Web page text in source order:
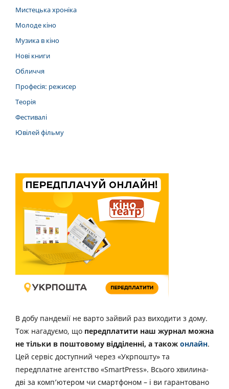
Мистецька хроніка
Молоде кіно
Музика в кіно
Нові книги
Обличчя
Професія: режисер
Теорія
Фестивалі
Ювілей фільму
В добу пандемії не варто зайвий раз виходити з дому.
Тож нагадуємо, що передплатити наш журнал можна
не тільки в поштовому відділенні, а також онлайн.
Цей сервіс доступний через «Укрпошту» та
передплатне агентство «SmartPress». Всього хвилина-
дві за комп’ютером чи смартфоном – і ви гарантовано